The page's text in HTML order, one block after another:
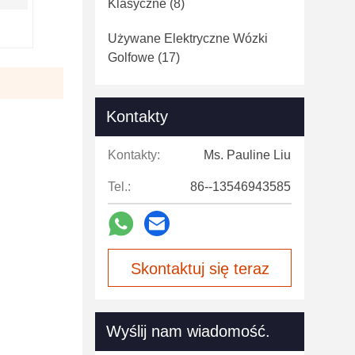
Klasyczne (8)
Używane Elektryczne Wózki
Golfowe (17)
Kontakty
Kontakty: Ms. Pauline Liu
Tel.: 86--13546943585
Skontaktuj się teraz
Wyślij nam wiadomość.